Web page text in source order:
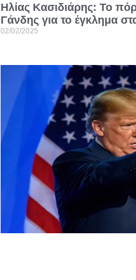
Ηλίας Κασιδιάρης: Το
Γάνδης για το έγκλημα
02/02/2025